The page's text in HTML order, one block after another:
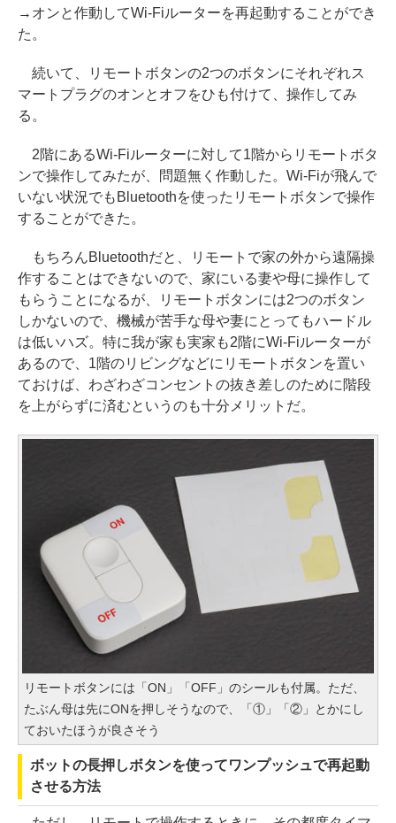
→オンと作動してWi-Fiルーターを再起動することができ
た。
続いて、リモートボタンの2つのボタンにそれぞれス
マートプラグのオンとオフをひも付けて、操作してみ
る。
2階にあるWi-Fiルーターに対して1階からリモートボタ
ンで操作してみたが、問題無く作動した。Wi-Fiが飛んで
いない状況でもBluetoothを使ったリモートボタンで操作
することができた。
もちろんBluetoothだと、リモートで家の外から遠隔操
作することはできないので、家にいる妻や母に操作して
もらうことになるが、リモートボタンには2つのボタン
しかないので、機械が苦手な母や妻にとってもハードル
は低いハズ。特に我が家も実家も2階にWi-Fiルーターが
あるので、1階のリビングなどにリモートボタンを置い
ておけば、わざわざコンセントの抜き差しのために階段
を上がらずに済むというのも十分メリットだ。
リモートボタンには「ON」「OFF」のシールも付属。ただ、
たぶん母は先にONを押しそうなので、「①」「②」とかにし
ておいたほうが良さそう
ボットの長押しボタンを使ってワンプッシュで再起動
させる方法